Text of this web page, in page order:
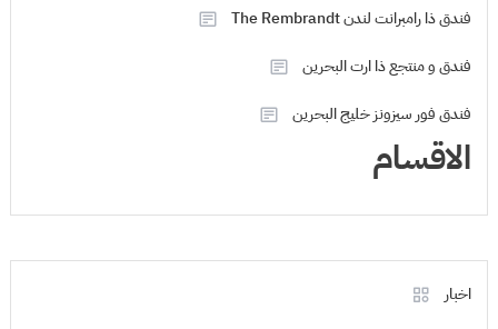
فندق ذا رامبرانت لندن The Rembrandt
فندق و منتجع ذا ارت البحرين
فندق فور سيزونز خليج البحرين
الاقسام
اخبار